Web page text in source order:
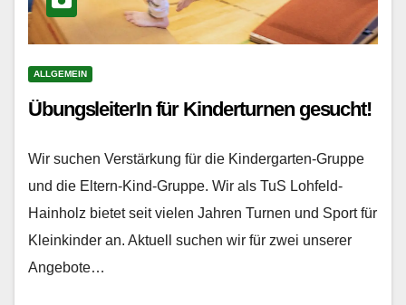
ALLGEMEIN
ÜbungsleiterIn für Kinderturnen gesucht!
Wir suchen Verstärkung für die Kindergarten-Gruppe
und die Eltern-Kind-Gruppe. Wir als TuS Lohfeld-
Hainholz bietet seit vielen Jahren Turnen und Sport für
Kleinkinder an. Aktuell suchen wir für zwei unserer
Angebote…